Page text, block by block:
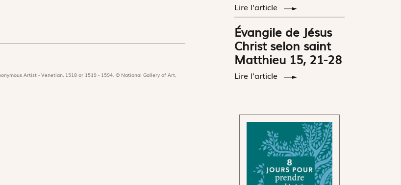
Artist - Venetian, 1518 or 1519 - 1594. © National Gallery of Art,
Lire l'article
Évangile de Jésus
Christ selon saint
Matthieu 15, 21-28
Lire l'article